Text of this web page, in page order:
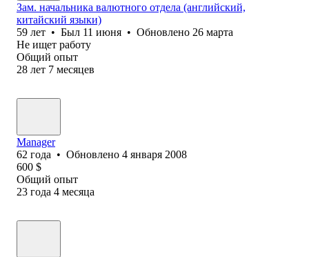
Зам. начальника валютного отдела (английский,
китайский языки)
59 лет • Был 11 июня • Обновлено 26 марта
Не ищет работу
Общий опыт
28 лет 7 месяцев
Manager
62 года • Обновлено 4 января 2008
600 $
Общий опыт
23 года 4 месяца